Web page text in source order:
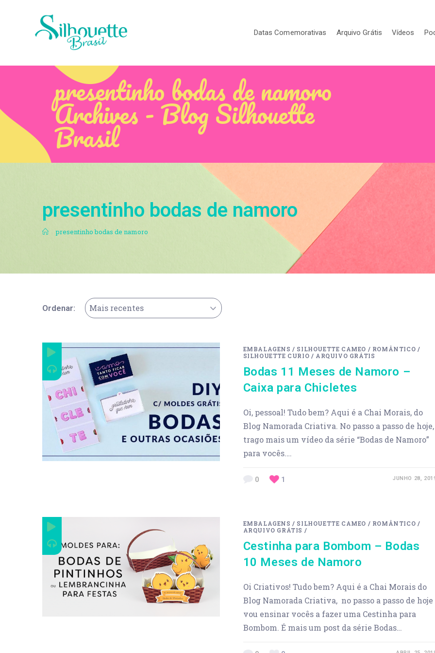
Datas Comemorativas Arquivo Grátis Vídeos
presentinho bodas de namoro
Archives - Blog Silhouette
Brasil
presentinho bodas de namoro
. presentinho bodas de namoro
Ordenar: Mais recentes
EMBALAGENS / SILHOUETTE CAMEO / ROMÂNTICO /
SILHOUETTE CURIO / ARQUIVO GRÁTIS
Bodas 11 Meses de Namoro –
Caixa para Chicletes
Oi, pessoal! Tudo bem? Aqui é a Chai Morais, do
Blog Namorada Criativa. No passo a passo de hoje,
trago mais um vídeo da série “Bodas de Namoro”
para vocês.…
0 1 JUNHO 28,
EMBALAGENS / SILHOUETTE CAMEO / ROMÂNTICO /
ARQUIVO GRÁTIS /
Cestinha para Bombom – Bodas
10 Meses de Namoro
Oi Criativos! Tudo bem? Aqui é a Chai Morais do
Blog Namorada Criativa, no passo a passo de hoje
vou ensinar vocês a fazer uma Cestinha para
Bombom. É mais um post da série Bodas…